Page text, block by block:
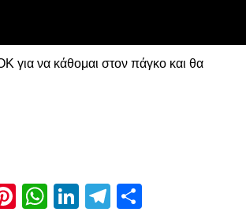
για να κάθομαι στον πάγκο και θα
Pinterest
WhatsApp
LinkedIn
Telegram